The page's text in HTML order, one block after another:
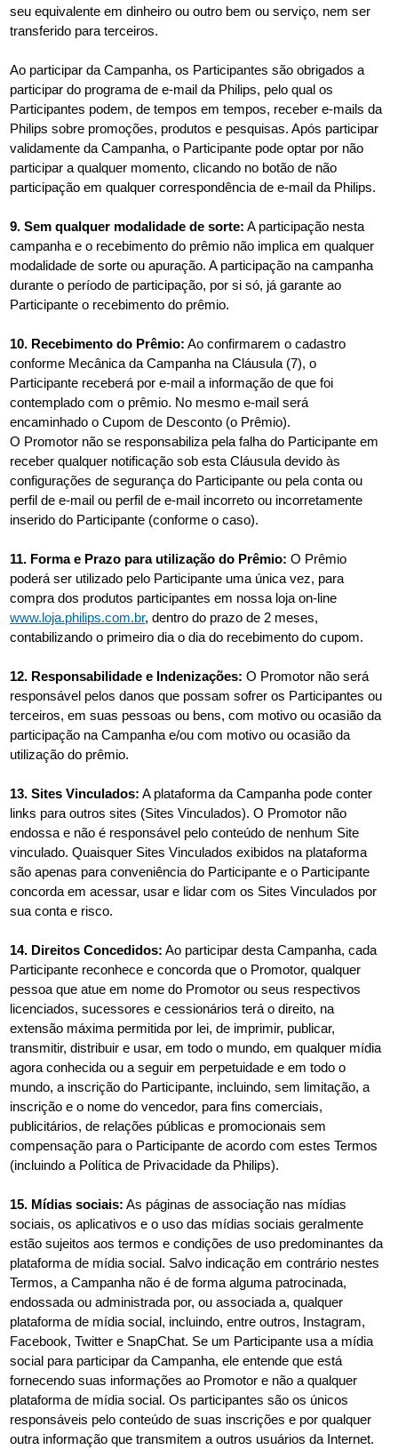
seu equivalente em dinheiro ou outro bem ou serviço, nem ser
transferido para terceiros.
Ao participar da Campanha, os Participantes são obrigados a
participar do programa de e-mail da Philips, pelo qual os
Participantes podem, de tempos em tempos, receber e-mails da
Philips sobre promoções, produtos e pesquisas. Após participar
validamente da Campanha, o Participante pode optar por não
participar a qualquer momento, clicando no botão de não
participação em qualquer correspondência de e-mail da Philips.
9. Sem qualquer modalidade de sorte: A participação nesta
campanha e o recebimento do prêmio não implica em qualquer
modalidade de sorte ou apuração. A participação na campanha
durante o período de participação, por si só, já garante ao
Participante o recebimento do prêmio.
10. Recebimento do Prêmio: Ao confirmarem o cadastro
conforme Mecânica da Campanha na Cláusula (7), o
Participante receberá por e-mail a informação de que foi
contemplado com o prêmio. No mesmo e-mail será
encaminhado o Cupom de Desconto (o Prêmio).
O Promotor não se responsabiliza pela falha do Participante em
receber qualquer notificação sob esta Cláusula devido às
configurações de segurança do Participante ou pela conta ou
perfil de e-mail ou perfil de e-mail incorreto ou incorretamente
inserido do Participante (conforme o caso).
11. Forma e Prazo para utilização do Prêmio: O Prêmio
poderá ser utilizado pelo Participante uma única vez, para
compra dos produtos participantes em nossa loja on-line
www.loja.philips.com.br, dentro do prazo de 2 meses,
contabilizando o primeiro dia o dia do recebimento do cupom.
12. Responsabilidade e Indenizações: O Promotor não será
responsável pelos danos que possam sofrer os Participantes ou
terceiros, em suas pessoas ou bens, com motivo ou ocasião da
participação na Campanha e/ou com motivo ou ocasião da
utilização do prêmio.
13. Sites Vinculados: A plataforma da Campanha pode conter
links para outros sites (Sites Vinculados). O Promotor não
endossa e não é responsável pelo conteúdo de nenhum Site
vinculado. Quaisquer Sites Vinculados exibidos na plataforma
são apenas para conveniência do Participante e o Participante
concorda em acessar, usar e lidar com os Sites Vinculados por
sua conta e risco.
14. Direitos Concedidos: Ao participar desta Campanha, cada
Participante reconhece e concorda que o Promotor, qualquer
pessoa que atue em nome do Promotor ou seus respectivos
licenciados, sucessores e cessionários terá o direito, na
extensão máxima permitida por lei, de imprimir, publicar,
transmitir, distribuir e usar, em todo o mundo, em qualquer mídia
agora conhecida ou a seguir em perpetuidade e em todo o
mundo, a inscrição do Participante, incluindo, sem limitação, a
inscrição e o nome do vencedor, para fins comerciais,
publicitários, de relações públicas e promocionais sem
compensação para o Participante de acordo com estes Termos
(incluindo a Política de Privacidade da Philips).
15. Mídias sociais: As páginas de associação nas mídias
sociais, os aplicativos e o uso das mídias sociais geralmente
estão sujeitos aos termos e condições de uso predominantes da
plataforma de mídia social. Salvo indicação em contrário nestes
Termos, a Campanha não é de forma alguma patrocinada,
endossada ou administrada por, ou associada a, qualquer
plataforma de mídia social, incluindo, entre outros, Instagram,
Facebook, Twitter e SnapChat. Se um Participante usa a mídia
social para participar da Campanha, ele entende que está
fornecendo suas informações ao Promotor e não a qualquer
plataforma de mídia social. Os participantes são os únicos
responsáveis ​​pelo conteúdo de suas inscrições e por qualquer
outra informação que transmitem a outros usuários da Internet.